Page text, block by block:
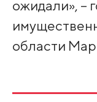
ожидали», –
области